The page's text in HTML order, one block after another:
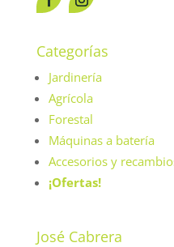
Categorías
Jardinería
Agrícola
Forestal
Máquinas a batería
Accesorios y
¡Ofertas!
José Cabrera